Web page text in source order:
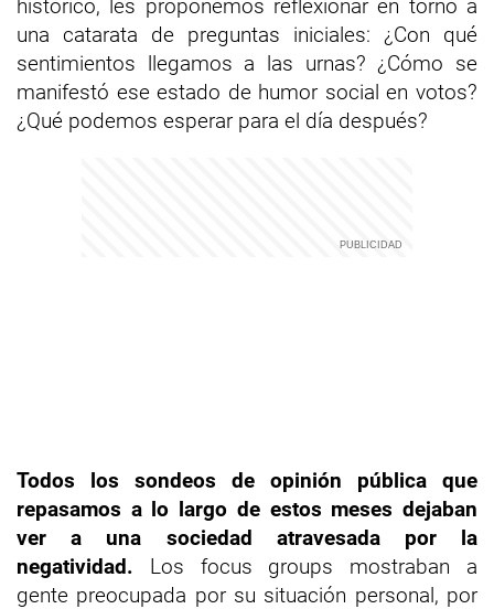
histórico, les proponemos reflexionar en torno a
una catarata de preguntas iniciales: ¿Con qué
sentimientos llegamos a las urnas? ¿Cómo se
manifestó ese estado de humor social en votos?
¿Qué podemos esperar para el día después?
Todos los sondeos de opinión pública que
repasamos a lo largo de estos meses dejaban
ver a una sociedad atravesada por la
negatividad. Los focus groups mostraban a
gente preocupada por su situación personal, por